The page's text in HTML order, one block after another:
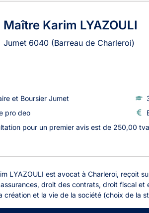
Bancaire et
Maître Karim LYAZOULI
Jumet 6040 (Barreau de Charleroi)
et Boursier Jumet
pro deo
pour un premier avis est de 250,00
LYAZOULI est avocat à Charleroi, reçoit
droit des contrats, droit fiscal
création et la vie de la société (choix de la